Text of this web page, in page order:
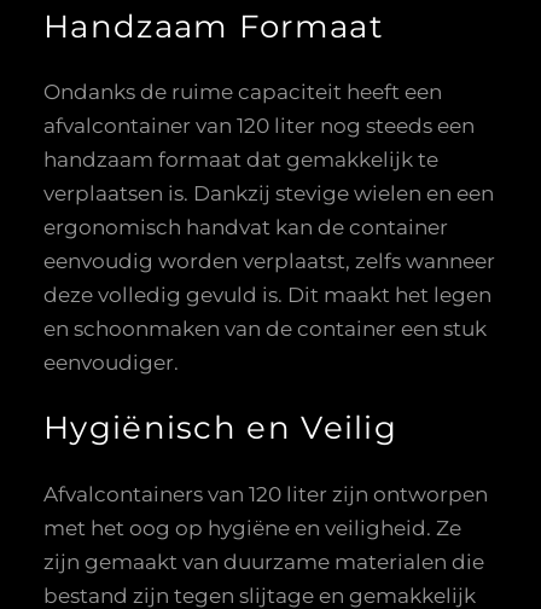
Handzaam Formaat
Ondanks de ruime capaciteit heeft een
afvalcontainer van 120 liter nog steeds een
handzaam formaat dat gemakkelijk te
verplaatsen is. Dankzij stevige wielen en een
ergonomisch handvat kan de container
eenvoudig worden verplaatst, zelfs wanneer
deze volledig gevuld is. Dit maakt het legen
en schoonmaken van de container een stuk
eenvoudiger.
Hygiënisch en Veilig
Afvalcontainers van 120 liter zijn ontworpen
met het oog op hygiëne en veiligheid. Ze
zijn gemaakt van duurzame materialen die
bestand zijn tegen slijtage en gemakkelijk